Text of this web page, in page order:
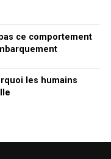
ce comportement
les humains